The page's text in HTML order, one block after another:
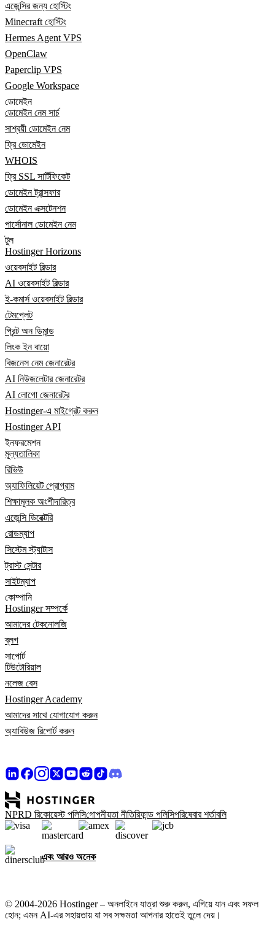
এজেন্সির জন্য হোস্টিং
Minecraft হোস্টিং
Hermes Agent VPS
OpenClaw
Paperclip VPS
Google Workspace
ডোমেইন
ডোমেইন নেম সার্চ
সাশ্রয়ী ডোমেইন নেম
ফ্রি ডোমেইন
WHOIS
ফ্রি SSL সার্টিফিকেট
ডোমেইন ট্রান্সফার
ডোমেইন এক্সটেনশন
পার্সোনাল ডোমেইন নেম
টুল
Hostinger Horizons
ওয়েবসাইট বিল্ডার
AI ওয়েবসাইট বিল্ডার
ই-কমার্স ওয়েবসাইট বিল্ডার
টেমপ্লেট
প্রিন্ট অন ডিমান্ড
লিংক ইন বায়ো
বিজনেস নেম জেনারেটর
AI নিউজলেটার জেনারেটর
AI লোগো জেনারেটর
Hostinger-এ মাইগ্রেট করুন
Hostinger API
ইনফরমেশন
মূল্যতালিকা
রিভিউ
অ্যাফিলিয়েট প্রোগ্রাম
শিক্ষামূলক অংশীদারিত্ব
এজেন্সি ডিরেক্টরি
রোডম্যাপ
সিস্টেম স্ট্যাটাস
ট্রাস্ট সেন্টার
সাইটম্যাপ
কোম্পানি
Hostinger সম্পর্কে
আমাদের টেকনোলজি
ব্লগ
সাপোর্ট
টিউটোরিয়াল
নলেজ বেস
Hostinger Academy
আমাদের সাথে যোগাযোগ করুন
অ্যাবিউজ রিপোর্ট করুন
NPRD রিকোয়েস্ট পলিসিগোপনীয়তা নীতিরিফান্ড পলিসিপরিষেবার শর্তাবলি
এবং আরও অনেক
© 2004-2026 Hostinger – অনলাইনে যাত্রা শুরু করুন, এগিয়ে যান এবং সফল
হোন; এমন AI-এর সহায়তায় যা সব সক্ষমতা আপনার হাতেই তুলে দেয়।